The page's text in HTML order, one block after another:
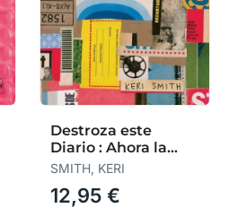
Destroza este
Diario : Ahora la
Revolución Es a
Todo Color
SMITH, KERI
12,95 €